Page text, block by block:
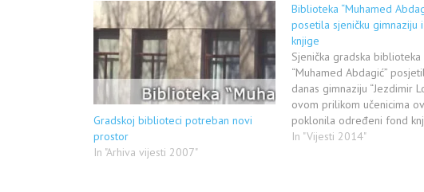
Gradskoj biblioteci potreban novi
prostor
In "Arhiva vijesti 2007"
Biblioteka “Muhamed
posetila sjeničku gimnaziju
knjige
Sjenička gradska biblioteka
“Muhamed Abdagić”
danas gimnaziju “Jezdimir
ovom prilikom učenicima
poklonila određeni fond
filozofskog sadržaja. Knjige
In "Vijesti 2014"